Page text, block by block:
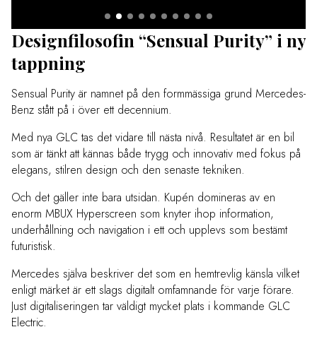
Designfilosofin “Sensual Purity” i ny
tappning
Sensual Purity är namnet på den formmässiga grund Mercedes-
Benz stått på i över ett decennium.
Med nya GLC tas det vidare till nästa nivå. Resultatet är en bil
som är tänkt att kännas både trygg och innovativ med fokus på
elegans, stilren design och den senaste tekniken.
Och det gäller inte bara utsidan. Kupén domineras av en
enorm MBUX Hyperscreen som knyter ihop information,
underhållning och navigation i ett och upplevs som bestämt
futuristisk.
Mercedes själva beskriver det som en hemtrevlig känsla vilket
enligt märket är ett slags digitalt omfamnande för varje förare.
Just digitaliseringen tar väldigt mycket plats i kommande GLC
Electric.